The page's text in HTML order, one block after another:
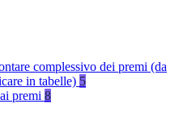
complessivo dei premi (da
in tabelle) 5
premi 8